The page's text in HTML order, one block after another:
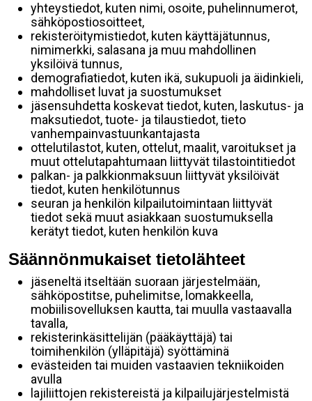
yhteystiedot, kuten nimi, osoite, puhelinnumerot,
sähköpostiosoitteet,
rekisteröitymistiedot, kuten käyttäjätunnus,
nimimerkki, salasana ja muu mahdollinen
yksilöivä tunnus,
demografiatiedot, kuten ikä, sukupuoli ja äidinkieli,
mahdolliset luvat ja suostumukset
jäsensuhdetta koskevat tiedot, kuten, laskutus- ja
maksutiedot, tuote- ja tilaustiedot, tieto
vanhempainvastuunkantajasta
ottelutilastot, kuten, ottelut, maalit, varoitukset ja
muut ottelutapahtumaan liittyvät tilastointitiedot
palkan- ja palkkionmaksuun liittyvät yksilöivät
tiedot, kuten henkilötunnus
seuran ja henkilön kilpailutoimintaan liittyvät
tiedot sekä muut asiakkaan suostumuksella
kerätyt tiedot, kuten henkilön kuva
Säännönmukaiset tietolähteet
jäseneltä itseltään suoraan järjestelmään,
sähköpostitse, puhelimitse, lomakkeella,
mobiilisovelluksen kautta, tai muulla vastaavalla
tavalla,
rekisterinkäsittelijän (pääkäyttäjä) tai
toimihenkilön (ylläpitäjä) syöttäminä
evästeiden tai muiden vastaavien tekniikoiden
avulla
lajiliittojen rekistereistä ja kilpailujärjestelmistä